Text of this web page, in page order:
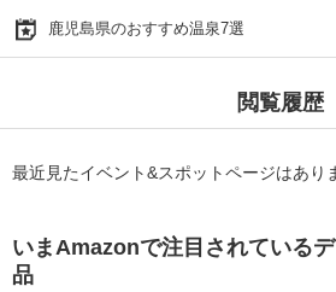
鹿児島県のおすすめ温泉7選
閲覧履歴
最近見たイベント&スポットページはあり
いまAmazonで注目されている
品